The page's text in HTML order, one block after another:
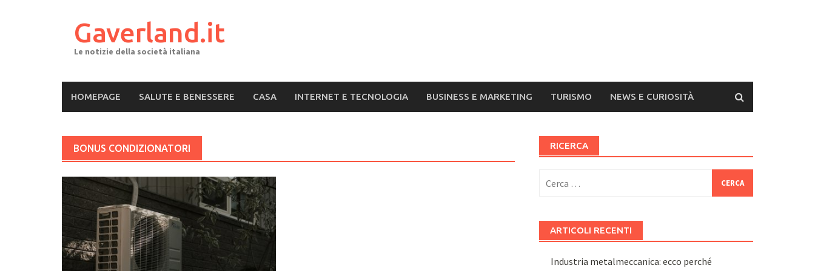
Gaverland.it
Le notizie della società italiana
HOMEPAGE SALUTE E BENESSERE CASA INTERNET E TECNOLOGIA BUSINESS E MARKETING TURISMO NEWS E CURIOSITÀ
BONUS CONDIZIONATORI RICERCA
per:
ARTICOLI RECENTI
Industria metalmeccanica: ecco perché